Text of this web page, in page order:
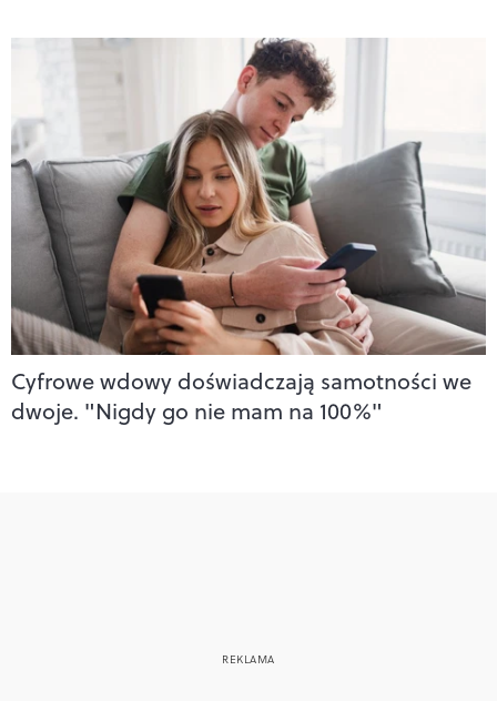
Cyfrowe wdowy doświadczają samotności we
dwoje. "Nigdy go nie mam na 100%"